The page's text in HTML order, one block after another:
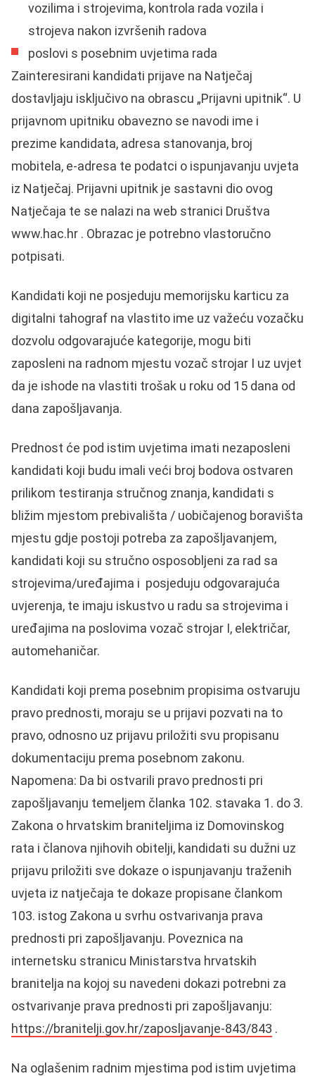
vozilima i strojevima, kontrola rada vozila i
strojeva nakon izvršenih radova
poslovi s posebnim uvjetima rada
Zainteresirani kandidati prijave na Natječaj
dostavljaju isključivo na obrascu „Prijavni upitnik“. U
prijavnom upitniku obavezno se navodi ime i
prezime kandidata, adresa stanovanja, broj
mobitela, e-adresa te podatci o ispunjavanju uvjeta
iz Natječaj. Prijavni upitnik je sastavni dio ovog
Natječaja te se nalazi na web stranici Društva
www.hac.hr . Obrazac je potrebno vlastoručno
potpisati.
Kandidati koji ne posjeduju memorijsku karticu za
digitalni tahograf na vlastito ime uz važeću vozačku
dozvolu odgovarajuće kategorije, mogu biti
zaposleni na radnom mjestu vozač strojar I uz uvjet
da je ishode na vlastiti trošak u roku od 15 dana od
dana zapošljavanja.
Prednost će pod istim uvjetima imati nezaposleni
kandidati koji budu imali veći broj bodova ostvaren
prilikom testiranja stručnog znanja, kandidati s
bližim mjestom prebivališta / uobičajenog boravišta
mjestu gdje postoji potreba za zapošljavanjem,
kandidati koji su stručno osposobljeni za rad sa
strojevima/uređajima i posjeduju odgovarajuća
uvjerenja, te imaju iskustvo u radu sa strojevima i
uređajima na poslovima vozač strojar I, električar,
automehaničar.
Kandidati koji prema posebnim propisima ostvaruju
pravo prednosti, moraju se u prijavi pozvati na to
pravo, odnosno uz prijavu priložiti svu propisanu
dokumentaciju prema posebnom zakonu.
Napomena: Da bi ostvarili pravo prednosti pri
zapošljavanju temeljem članka 102. stavaka 1. do 3.
Zakona o hrvatskim braniteljima iz Domovinskog
rata i članova njihovih obitelji, kandidati su dužni uz
prijavu priložiti sve dokaze o ispunjavanju traženih
uvjeta iz natječaja te dokaze propisane člankom
103. istog Zakona u svrhu ostvarivanja prava
prednosti pri zapošljavanju. Poveznica na
internetsku stranicu Ministarstva hrvatskih
branitelja na kojoj su navedeni dokazi potrebni za
ostvarivanje prava prednosti pri zapošljavanju:
https://branitelji.gov.hr/zaposljavanje-843/843 .
Na oglašenim radnim mjestima pod istim uvjetima